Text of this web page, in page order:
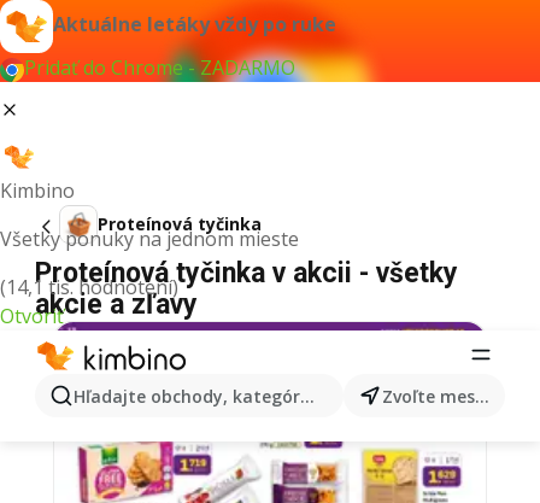
Aktuálne letáky vždy po ruke
Pridať do Chrome - ZADARMO
Kimbino
Všetky ponuky na jednom mieste
(14,1 tis. hodnotení)
Otvoriť
Hľadajte obchody, kategórie, produkty... Zvoľte mesto
Proteínová tyčinka
Proteínová tyčinka v akcii - všetky
akcie a zľavy